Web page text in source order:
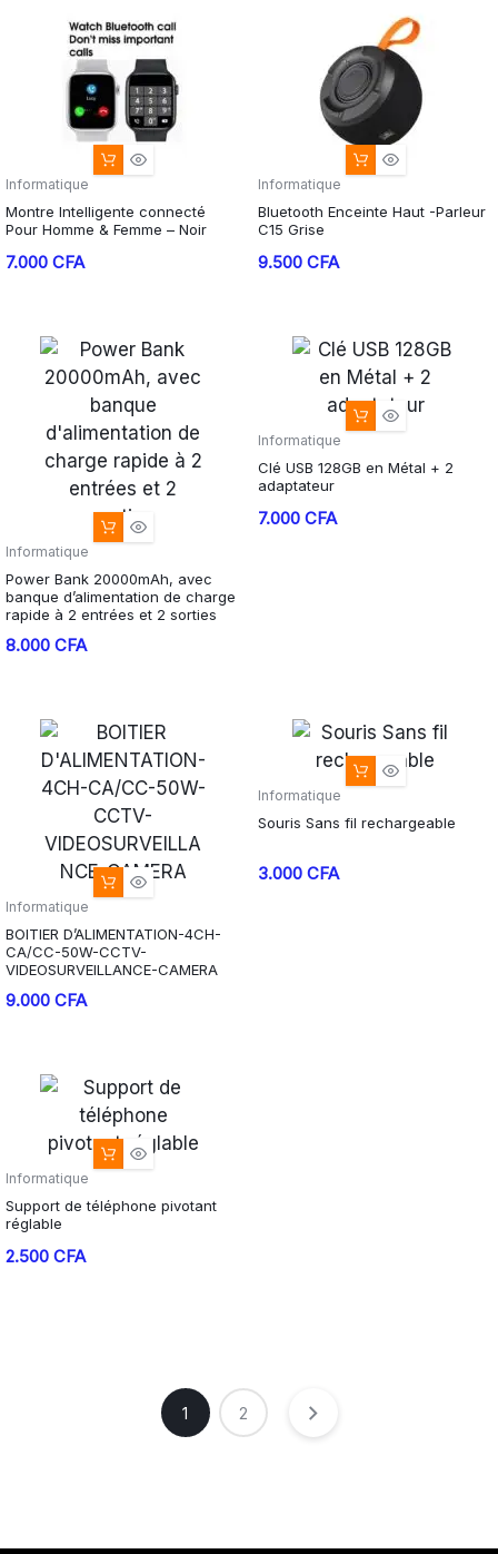
Informatique
Montre Intelligente connecté
Pour Homme & Femme – Noir
7.000 CFA
Informatique
Bluetooth Enceinte Haut -Parleur
C15 Grise
9.500 CFA
Informatique
Power Bank 20000mAh, avec
banque d’alimentation de charge
rapide à 2 entrées et 2 sorties
8.000 CFA
Informatique
Clé USB 128GB en Métal + 2
adaptateur
7.000 CFA
Informatique
BOITIER D’ALIMENTATION-4CH-
CA/CC-50W-CCTV-
VIDEOSURVEILLANCE-CAMERA
9.000 CFA
Informatique
Souris Sans fil rechargeable
3.000 CFA
Informatique
Support de téléphone pivotant
réglable
2.500 CFA
1 2